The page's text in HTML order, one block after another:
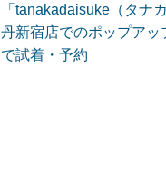
「tanakadaisuke（タナ
丹新宿店でのポップア
で試着・予約